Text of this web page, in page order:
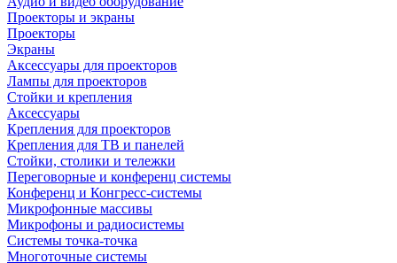
Проекторы и экраны
Проекторы
Экраны
Аксессуары для проекторов
Лампы для проекторов
Стойки и крепления
Аксессуары
Крепления для проекторов
Крепления для ТВ и панелей
Стойки, столики и тележки
Переговорные и конференц системы
Конференц и Конгресс-системы
Микрофонные массивы
Микрофоны и радиосистемы
Системы точка-точка
Многоточные системы